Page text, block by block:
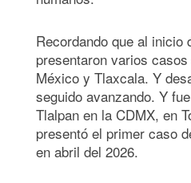
Recordando que al inicio
presentaron varios
México y Tlaxcala. Y
seguido avanzando. Y
Tlalpan en la CDMX, en
presentó el primer caso
en abril del 2026.